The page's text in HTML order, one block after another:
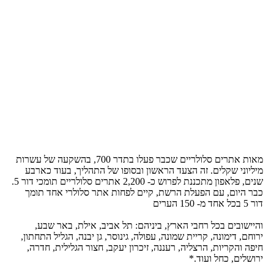
מאות אתרים סלולריים שכבר פעלו בתדר 700, בהשקעה של עשרות
מיליוני שקלים. זה הצעד הראשון ובסופו של התהליך, בעוד כארבע
שנים, פלאפון מתכננת לפרוש כ- 2,200 אתרים סלולריים תומכי דור 5.
כבר היום, עם הפעלת הרשת, קיים לפחות אתר סלולרי אחד תומך
דור 5 בכל אחד מ- 150 הערים
והיישובים בכל רחבי הארץ, ביניהם: תל אביב, אילת, באר שבע,
ירוחם, דימונה, קריית שמונה, עפולה, גינוסר, גן יבנה, הגליל התחתון,
חיפה והקריות, הרצליה, רעננה, זיכרון יעקב, חצור הגלילית, חדרה,
ירושלים, כחל ועוד.*